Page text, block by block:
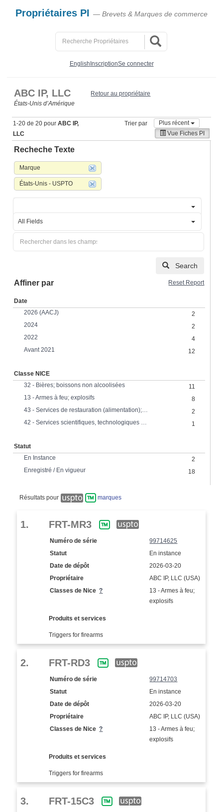
Propriétaires PI — Brevets & Marques de commerce
English InscriptionSe connecter
ABC IP, LLC
États‑Unis d’Amérique
Retour au propriétaire
1-20 de 20 pourABC IP,
LLC
Trier par
Plus récent
Vue Fiches PI
Recheche Texte
Marque
États-Unis - USPTO
All Fields
Search
Affiner par Reset Report
Date
2026 (AACJ)
2
2024
2
2022
4
Avant 2021
12
Classe NICE
32 - Bières; boissons non alcoolisées
11
13 - Armes à feu; explosifs
8
43 - Services de restauration (alimentation); hébergement temporaire
2
42 - Services scientifiques, technologiques et industriels, recherche et conception
1
Statut
En Instance
2
Enregistré / En vigueur
18
Résultats pour marques
1. FRT-MR3
Numéro de série
99714625
Statut
En instance
Date de dépôt
2026-03-20
Propriétaire
ABC IP, LLC (USA)
Classes de Nice?
13 - Armes à feu;
explosifs
Produits et services
Triggers for firearms
2. FRT-RD3
Numéro de série
99714703
Statut
En instance
Date de dépôt
2026-03-20
Propriétaire
ABC IP, LLC (USA)
Classes de Nice?
13 - Armes à feu;
explosifs
Produits et services
Triggers for firearms
3. FRT-15C3